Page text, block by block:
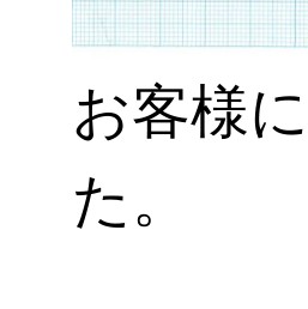
お客様
た。